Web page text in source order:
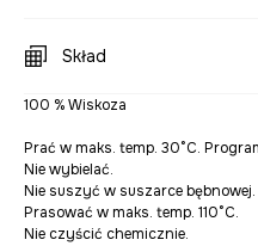
Skład
100 % Wiskoza
Prać w maks. temp. 30°C.
Nie wybielać.
Nie suszyć w suszarce bębnowej.
Prasować w maks. temp. 110°C.
Nie czyścić chemicznie.